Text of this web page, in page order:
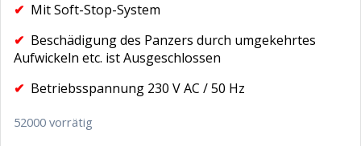
✔ Mit Soft-Stop-System
✔ Beschädigung des Panzers durch umgekehrtes
Aufwickeln etc. ist Ausgeschlossen
✔ Betriebsspannung 230 V AC / 50 Hz
52000 vorrätig